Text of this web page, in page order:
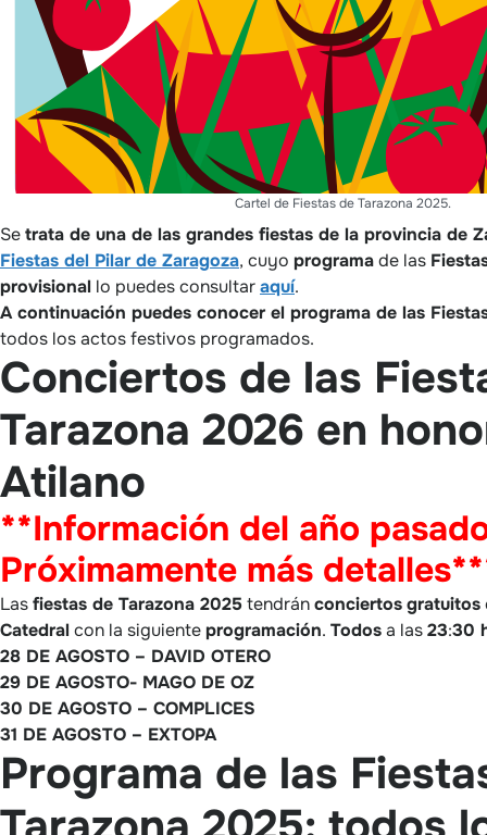
Cartel de Fiestas de Tarazona 2025.
Setrata de una de las grandes fiestas de la provincia de
Fiestas del Pilar de Zaragoza, cuyo programade las
provisional lo puedes consultaraquí.
A continuación puedes conocer el programa de las
todos los actos festivos programados.
Conciertos de las
Tarazona 2026 en
Atilano
**Información del año
Próximamente más
Lasfiestas de Tarazona 2025tendránconciertosgratuitos
Catedralcon la siguienteprogramación. Todosa las23:30
28 DE AGOSTO – DAVID OTERO
29 DE AGOSTO- MAGO DE OZ
30 DE AGOSTO – COMPLICES
31 DE AGOSTO – EXTOPA
Programa de las